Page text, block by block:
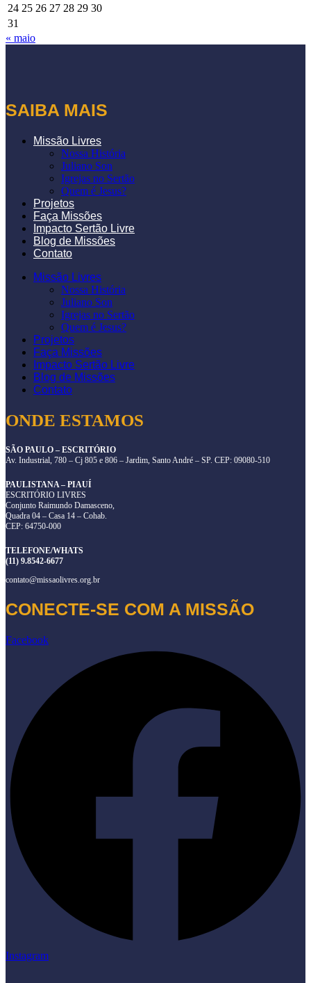
24 25 26 27 28 29 30
31
« maio
SAIBA MAIS
Missão Livres
Nossa História
Juliano Son
Igrejas no Sertão
Quem é Jesus?
Projetos
Faça Missões
Impacto Sertão Livre
Blog de Missões
Contato
Missão Livres
Nossa História
Juliano Son
Igrejas no Sertão
Quem é Jesus?
Projetos
Faça Missões
Impacto Sertão Livre
Blog de Missões
Contato
ONDE ESTAMOS
SÃO PAULO – ESCRITÓRIO
Av. Industrial, 780 – Cj 805 e 806 – Jardim, Santo André – SP. CEP: 09080-510
PAULISTANA – PIAUÍ
ESCRITÓRIO LIVRES
Conjunto Raimundo Damasceno,
Quadra 04 – Casa 14 – Cohab.
CEP: 64750-000
TELEFONE/WHATS
(11) 9.8542-6677
contato@missaolivres.org.br
CONECTE-SE COM A MISSÃO
Facebook
Instagram